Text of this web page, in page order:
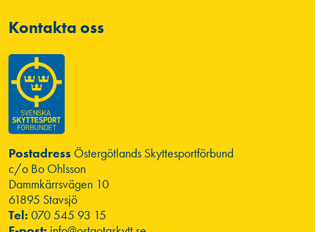
Kontakta oss
Postadress Östergötlands Skyttesportförbund
c/o Bo Ohlsson
Dammkärrsvägen 10
61895 Stavsjö
Tel: 070 545 93 15